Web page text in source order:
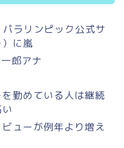
ラリンピック公式サ
に嵐
郎アナ
勤めている人は継続
ューが例年より増え